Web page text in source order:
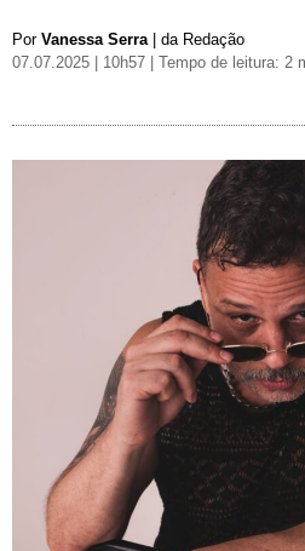
Por Vanessa Serra| da Redação
07.07.2025 | 10h57
| Tempo de leitura: 2